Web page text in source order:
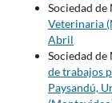
Sociedad
Veterinaria
Abril
Sociedad
de trabajos
Paysandú,